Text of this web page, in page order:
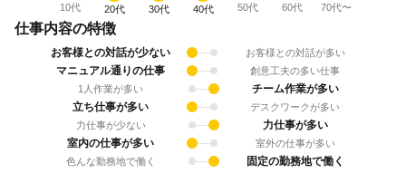
10代 20代 30代 40代 50代 60代 70代〜
仕事内容の特徴
お客様との対話が少ない お客様との対話が多い
マニュアル通りの仕事
創意工夫の多い仕事
1人作業が多い
チーム作業が多い
立ち仕事が多い
デスクワークが多い
力仕事が少ない
力仕事が多い
室内の仕事が多い
室外の仕事が多い
色んな勤務地で働く
固定の勤務地で働く